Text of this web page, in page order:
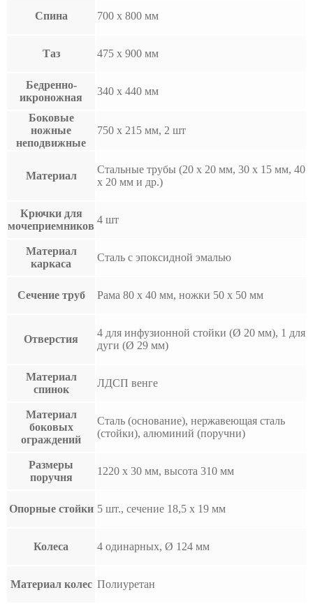
Спина 700 x 800 мм
Таз 475 x 900 мм
Бедренно-
икроножная
340 x 440 мм
Боковые
ножные
неподвижные
750 x 215 мм, 2 шт
Материал
Стальные трубы (20 x 20 мм, 30 x 15 мм, 40
x 20 мм и др.)
Крючки для
мочеприемников
4 шт
Материал
каркаса
Сталь с эпоксидной эмалью
Сечение труб Рама 80 x 40 мм, ножки 50 x 50 мм
Отверстия
4 для инфузионной стойки (Ø 20 мм), 1 для
дуги (Ø 29 мм)
Материал
спинок
ЛДСП венге
Материал
боковых
ограждений
Сталь (основание), нержавеющая сталь
(стойки), алюминий (поручни)
Размеры
поручня
1220 x 30 мм, высота 310 мм
Опорные стойки 5 шт., сечение 18,5 x 19 мм
Колеса 4 одинарных, Ø 124 мм
Материал колес Полиуретан